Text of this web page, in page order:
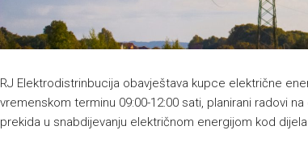
RJ Elektrodistrinbucija obavještava kupce električne
vremenskom terminu 09:00-12:00 sati, planirani radovi
prekida u snabdijevanju električnom energijom kod